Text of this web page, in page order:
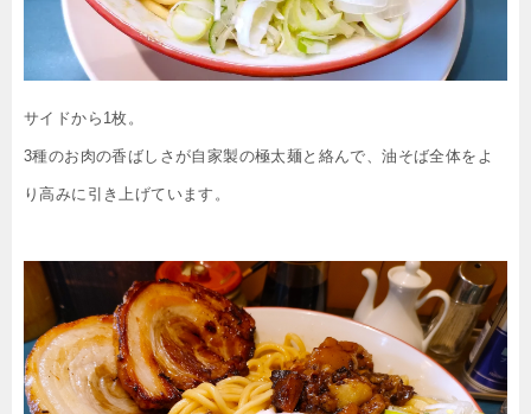
サイドから1枚。
3種のお肉の香ばしさが自家製の極太麺と絡んで、油そば全体をよ
り高みに引き上げています。